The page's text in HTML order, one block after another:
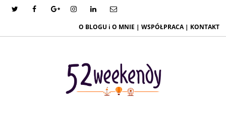
O BLOGU i O MNIE | WSPÓŁPRACA | KONTAKT